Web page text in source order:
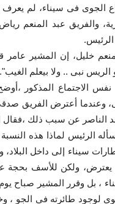
الجوى فى سيناء، لم يعرف
عبد المنعم رياض
خليل، إن المشير عامر
نبى .. ولا بيعلم الغيب".
الاجتماع المذكور
وعندما أعترض الفريق
الناصر عن سبب ذلك
الرئيس لماذا هذه
سيناء إلى داخل البلاد،
يعترض، ولكن للأسف بحجة
لوجود طائرته فى الجو ،